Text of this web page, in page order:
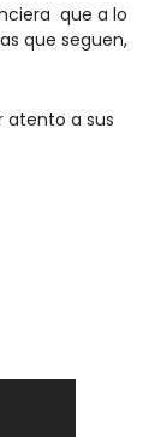
que a lo
que seguen,
atento a sus